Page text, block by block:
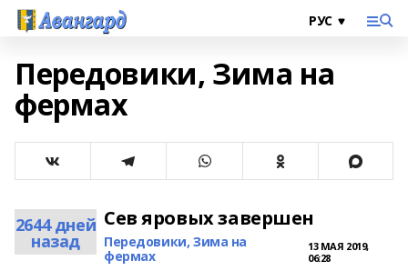
Передовики, Зима на
фермах
2644 дней
назад
Сев яровых завершен
Передовики, Зима на
фермах
13 МАЯ 2019,
06:28